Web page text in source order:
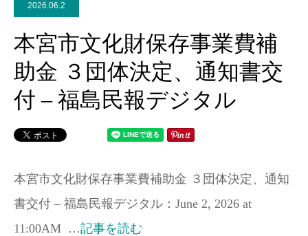
2026.06.2
本宮市文化財保存事業費補
助金 ３団体決定、通知書交
付 – 福島民報デジタル
本宮市文化財保存事業費補助金 ３団体決定、通知
書交付 – 福島民報デジタル：June 2, 2026 at
11:00AM …記事を読む